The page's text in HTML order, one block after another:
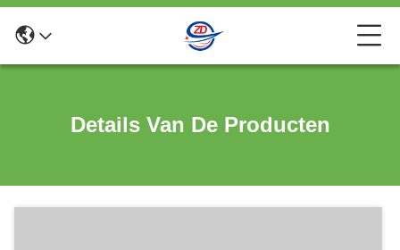
Details Van De Producten